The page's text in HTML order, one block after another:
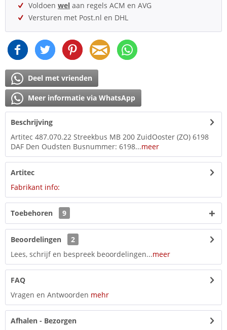
Voldoen wel aan regels ACM en AVG
Versturen met Post.nl en DHL
Deel met vrienden
Meer informatie via WhatsApp
Beschrijving
Artitec 487.070.22 Streekbus MB 200 ZuidOoster (ZO) 6198
DAF Den Oudsten Busnummer: 6198...meer
Artitec
Fabrikant info:
Toebehoren 9
Beoordelingen
2
Lees, schrijf en bespreek beoordelingen...meer
FAQ
Vragen en Antwoorden mehr
Afhalen - Bezorgen